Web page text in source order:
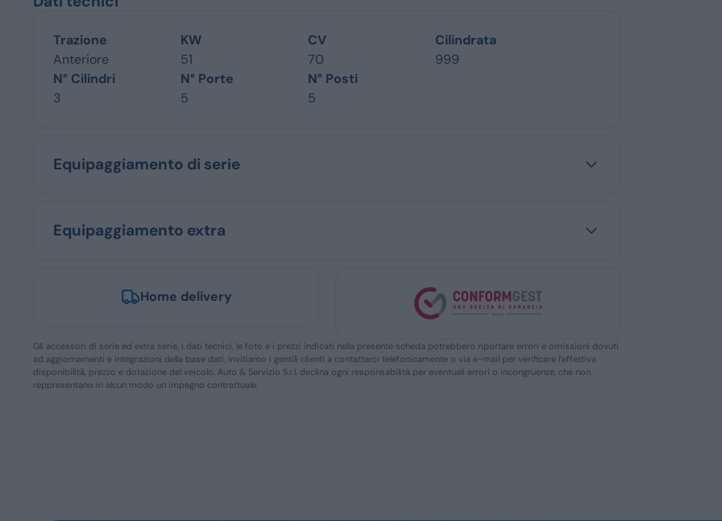
Trazione
Anteriore
KW
51
CV
70
Cilindrata
999
N° Cilindri
3
N° Porte
5
N° Posti
5
Equipaggiamento di serie
Equipaggiamento extra
Home delivery
Gli accessori di serie ed extra serie, i dati tecnici, le foto e i prezzi indicati nella presente scheda potrebbero riportare errori e omissioni dovuti
ad aggiornamenti e integrazioni della base dati. Invitiamo i gentili clienti a contattarci telefonicamente o via e-mail per verificare l’effettiva
disponibilità, prezzo e dotazione del veicolo. Auto & Servizio S.r.l. declina ogni responsabilità per eventuali errori o incongruenze, che non
reppresentano in alcun modo un impegno contrattuale.